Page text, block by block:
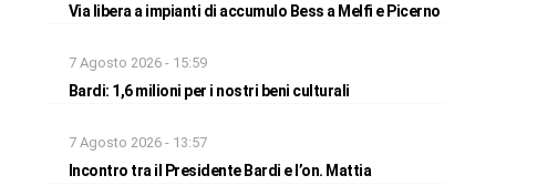
Via libera a impianti di accumulo Bess a Melfi e Picerno
7 Agosto 2026 - 15:59
Bardi: 1,6 milioni per i nostri beni culturali
7 Agosto 2026 - 13:57
Incontro tra il Presidente Bardi e l’on. Mattia